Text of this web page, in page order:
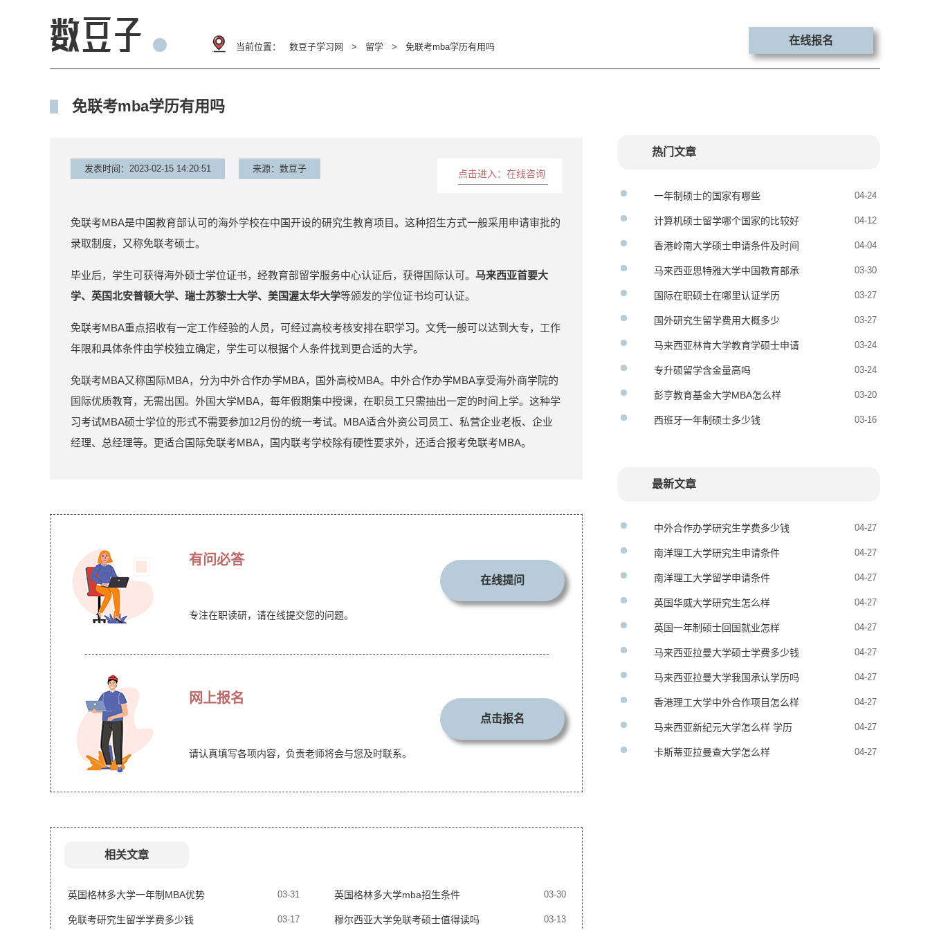
当前位置： 数豆子学习网 > 留学 > 免联考mba学历有用吗
在线报名
免联考mba学历有用吗
发表时间：2023-02-15 14:20:51 来源：数豆子 点击进入：在线咨询
免联考MBA是中国教育部认可的海外学校在中国开设的研究生教育项目。这种招生方式一般采用申请审批的
录取制度，又称免联考硕士。
毕业后，学生可获得海外硕士学位证书，经教育部留学服务中心认证后，获得国际认可。 马来西亚首要大
学、英国北安普顿大学、瑞士苏黎士大学、美国渥太华大学等颁发的学位证书均可认证。
免联考MBA重点招收有一定工作经验的人员，可经过高校考核安排在职学习。文凭一般可以达到大专，工作
年限和具体条件由学校独立确定，学生可以根据个人条件找到更合适的大学。
免联考MBA又称国际MBA，分为中外合作办学MBA，国外高校MBA。中外合作办学MBA享受海外商学院的
国际优质教育，无需出国。外国大学MBA，每年假期集中授课，在职员工只需抽出一定的时间上学。这种学
习考试MBA硕士学位的形式不需要参加12月份的统一考试。MBA适合外资公司员工、私营企业老板、企业
经理、总经理等。更适合国际免联考MBA，国内联考学校除有硬性要求外，还适合报考免联考MBA。
有问必答
专注在职读研，请在线提交您的问题。
在线提问
网上报名
请认真填写各项内容，负责老师将会与您及时联系。
点击报名
相关文章
英国格林多大学一年制MBA优势 03-31 英国格林多大学mba招生条件 03-30
免联考研究生留学学费多少钱 03-17 穆尔西亚大学免联考硕士值得读吗 03-13
热门文章
一年制硕士的国家有哪些 04-24
计算机硕士留学哪个国家的比较好 04-12
香港岭南大学硕士申请条件及时间 04-04
马来西亚思特雅大学中国教育部承
认吗
03-30
国际在职硕士在哪里认证学历 03-27
国外研究生留学费用大概多少 03-27
马来西亚林肯大学教育学硕士申请
条件
03-24
专升硕留学含金量高吗 03-24
彭亨教育基金大学MBA怎么样 03-20
西班牙一年制硕士多少钱 03-16
最新文章
中外合作办学研究生学费多少钱 04-27
南洋理工大学研究生申请条件 04-27
南洋理工大学留学申请条件 04-27
英国华威大学研究生怎么样 04-27
英国一年制硕士回国就业怎样 04-27
马来西亚拉曼大学硕士学费多少钱 04-27
马来西亚拉曼大学我国承认学历吗 04-27
香港理工大学中外合作项目怎么样 04-27
马来西亚新纪元大学怎么样 学历
承认吗
04-27
卡斯蒂亚拉曼查大学怎么样 04-27